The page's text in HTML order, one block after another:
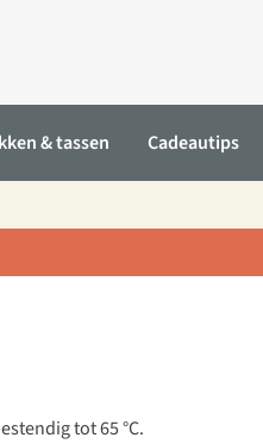
& tassen Cadeautips
tot 65 °C.